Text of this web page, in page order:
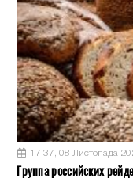
17:37, 08 Листопада
Группа российских